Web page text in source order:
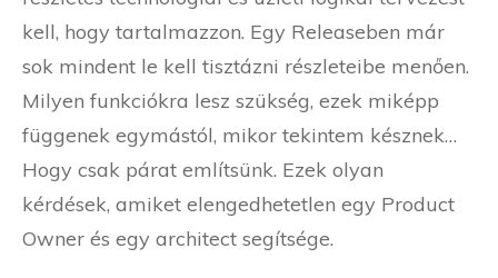
kell, hogy tartalmazzon. Egy Releaseben már
sok mindent le kell tisztázni részleteibe menően.
Milyen funkciókra lesz szükség, ezek miképp
függenek egymástól, mikor tekintem késznek…
Hogy csak párat említsünk. Ezek olyan
kérdések, amiket elengedhetetlen egy Product
Owner és egy architect segítsége.